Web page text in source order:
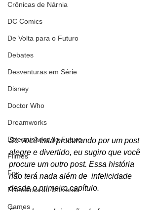
Crônicas de Nárnia
DC Comics
De Volta para o Futuro
Debates
Desventuras em Série
Disney
Doctor Who
Dreamworks
Exterminador do Futuro
Filmes
Fox
Fronteiras do Universo
Games
Se você está procurando por um post
alegre e divertido, eu sugiro que você
procure um outro post. Essa história
não terá nada além de  infelicidade
desde o primeiro capítulo.